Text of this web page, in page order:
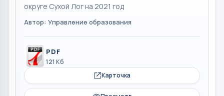
округе Сухой Лог на 2021 год
Автор: Управление образования
PDF
121 Кб
Карточка